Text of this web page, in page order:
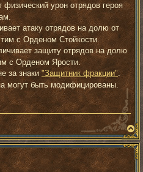
урон отрядов героя
атаку отрядов на долю от
с Орденом Стойкости.
защиту отрядов на долю
с Орденом Ярости.
за знаки "Защитник фракции".
могут быть модифицированы.
В
е
р
н
у